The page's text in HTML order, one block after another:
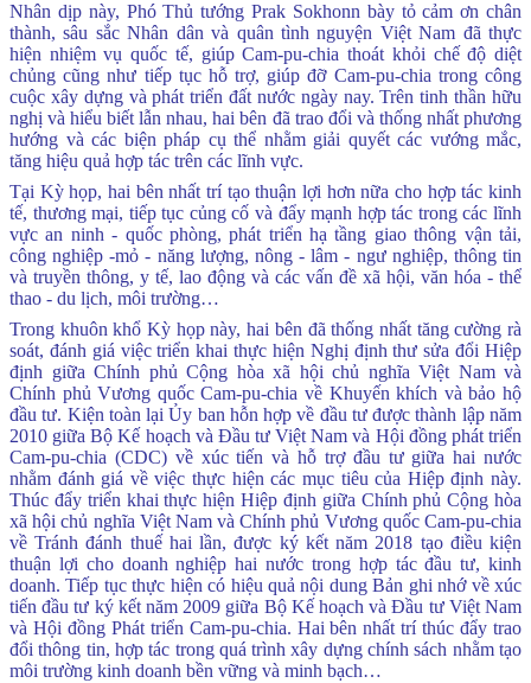
Nhân dịp này, Phó Thủ tướng Prak Sokhonn bày tỏ cảm ơn chân
thành, sâu sắc Nhân dân và quân tình nguyện Việt Nam đã thực
hiện nhiệm vụ quốc tế, giúp Cam-pu-chia thoát khỏi chế độ diệt
chủng cũng như tiếp tục hỗ trợ, giúp đỡ Cam-pu-chia trong công
cuộc xây dựng và phát triển đất nước ngày nay. Trên tinh thần hữu
nghị và hiểu biết lẫn nhau, hai bên đã trao đổi và thống nhất phương
hướng và các biện pháp cụ thể nhằm giải quyết các vướng mắc,
tăng hiệu quả hợp tác trên các lĩnh vực.
Tại Kỳ họp, hai bên nhất trí tạo thuận lợi hơn nữa cho hợp tác kinh
tế, thương mại, tiếp tục củng cố và đẩy mạnh hợp tác trong các lĩnh
vực an ninh - quốc phòng, phát triển hạ tầng giao thông vận tải,
công nghiệp -mỏ - năng lượng, nông - lâm - ngư nghiệp, thông tin
và truyền thông, y tế, lao động và các vấn đề xã hội, văn hóa - thể
thao - du lịch, môi trường…
Trong khuôn khổ Kỳ họp này, hai bên đã thống nhất tăng cường rà
soát, đánh giá việc triển khai thực hiện Nghị định thư sửa đổi Hiệp
định giữa Chính phủ Cộng hòa xã hội chủ nghĩa Việt Nam và
Chính phủ Vương quốc Cam-pu-chia về Khuyến khích và bảo hộ
đầu tư. Kiện toàn lại Ủy ban hỗn hợp về đầu tư được thành lập năm
2010 giữa Bộ Kế hoạch và Đầu tư Việt Nam và Hội đồng phát triển
Cam-pu-chia (CDC) về xúc tiến và hỗ trợ đầu tư giữa hai nước
nhằm đánh giá về việc thực hiện các mục tiêu của Hiệp định này.
Thúc đẩy triển khai thực hiện Hiệp định giữa Chính phủ Cộng hòa
xã hội chủ nghĩa Việt Nam và Chính phủ Vương quốc Cam-pu-chia
về Tránh đánh thuế hai lần, được ký kết năm 2018 tạo điều kiện
thuận lợi cho doanh nghiệp hai nước trong hợp tác đầu tư, kinh
doanh. Tiếp tục thực hiện có hiệu quả nội dung Bản ghi nhớ về xúc
tiến đầu tư ký kết năm 2009 giữa Bộ Kế hoạch và Đầu tư Việt Nam
và Hội đồng Phát triển Cam-pu-chia. Hai bên nhất trí thúc đẩy trao
đổi thông tin, hợp tác trong quá trình xây dựng chính sách nhằm tạo
môi trường kinh doanh bền vững và minh bạch…